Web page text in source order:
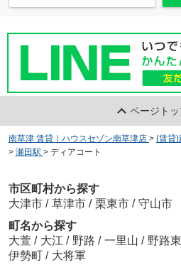
ページト
南草津 賃貸｜ハウスセゾン南草津店 > (賃貸)
> 瀬田駅 > ディアコート
市区町村から探す
大津市 / 草津市 / 栗東市 / 守山市
町名から探す
大萱 / 大江 / 野路 / 一里山 / 野路東
伊勢町 / 大将軍